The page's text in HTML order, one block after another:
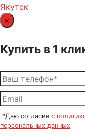
Якутск
×
Купить в 1
*Даю согласие с
персональных данных